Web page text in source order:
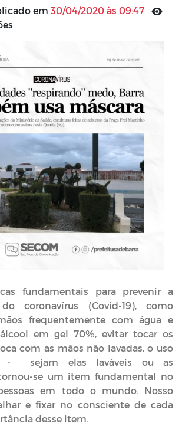
em 30/04/2020 às 09:47
fundamentais para prevenir a
coronavírus (Covid-19), como
frequentemente com água e
em gel 70%, evitar tocar os
com as mãos não lavadas, o uso
- sejam elas laváveis ou as
se um item fundamental no
em todo o mundo. Nosso
e fixar no consciente de cada
desse item.